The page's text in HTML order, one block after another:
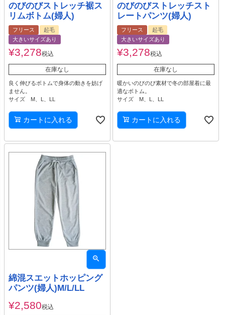
のびのびストレッチ裾ス
リムボトム(婦人)
フリース
起毛
大きいサイズあり
¥3,278税込
在庫なし
良く伸びるボトムで身体の動きを妨げ
ません。
サイズ M、L、LL
カートに入れる
のびのびストレッチスト
レートパンツ(婦人)
フリース
起毛
大きいサイズあり
¥3,278税込
在庫なし
暖かいのびのび素材で冬の部屋着に最
適なボトム。
サイズ M、L、LL
カートに入れる
綿混スエットホッピング
パンツ(婦人)M/L/LL
¥2,580税込